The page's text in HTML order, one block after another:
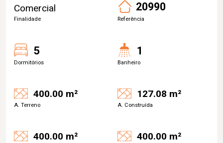
Comercial
Finalidade
20990
Referência
5
Dormitórios
1
Banheiro
400.00 m²
A. Terreno
127.08 m²
A. Construída
400.00 m² 400.00 m²